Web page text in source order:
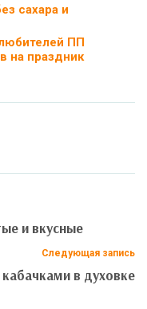
ПП
на праздник
и вкусные
Следующая запись
в духовке